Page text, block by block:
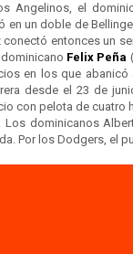
Angelinos, el
un doble de
entonces un
Felix Peña
en los que
desde el 23 de
con pelota de cuatro
dominicanos
Por los Dodgers, el